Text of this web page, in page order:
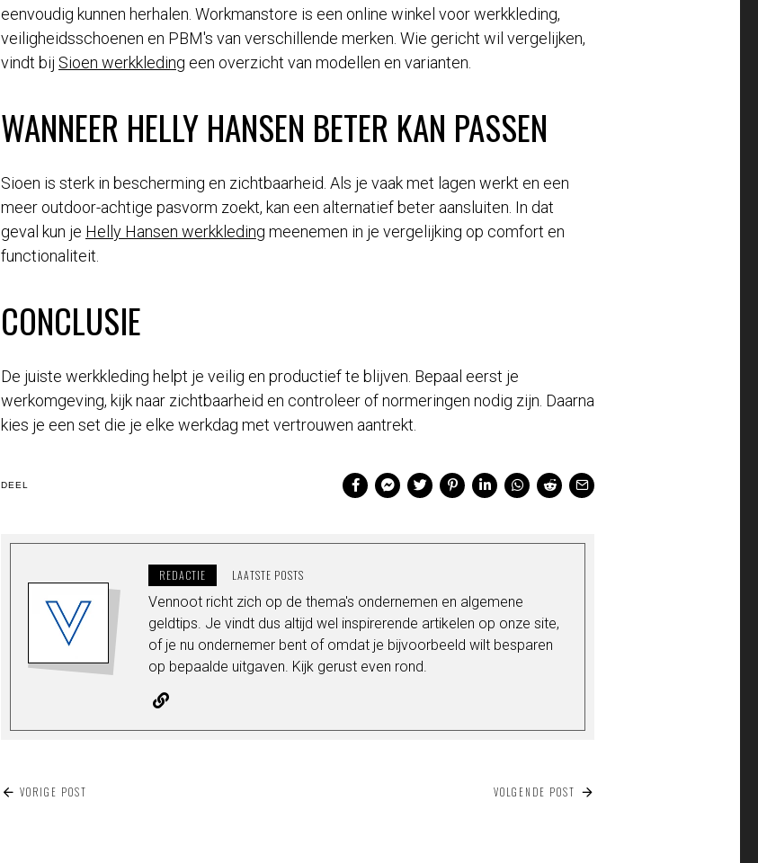
eenvoudig kunnen herhalen. Workmanstore is een online winkel voor werkkleding,
veiligheidsschoenen en PBM's van verschillende merken. Wie gericht wil vergelijken,
vindt bij Sioen werkkleding een overzicht van modellen en varianten.
WANNEER HELLY HANSEN BETER KAN PASSEN
Sioen is sterk in bescherming en zichtbaarheid. Als je vaak met lagen werkt en een
meer outdoor-achtige pasvorm zoekt, kan een alternatief beter aansluiten. In dat
geval kun je Helly Hansen werkkleding meenemen in je vergelijking op comfort en
functionaliteit.
CONCLUSIE
De juiste werkkleding helpt je veilig en productief te blijven. Bepaal eerst je
werkomgeving, kijk naar zichtbaarheid en controleer of normeringen nodig zijn. Daarna
kies je een set die je elke werkdag met vertrouwen aantrekt.
DEEL
REDACTIE LAATSTE POSTS
Vennoot richt zich op de thema's ondernemen en algemene
geldtips. Je vindt dus altijd wel inspirerende artikelen op onze site,
of je nu ondernemer bent of omdat je bijvoorbeeld wilt besparen
op bepaalde uitgaven. Kijk gerust even rond.
BERICHT
VORIGE POST VOLGENDE POST